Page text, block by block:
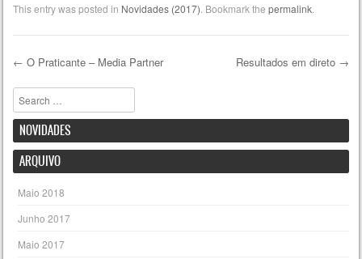
This entry was posted in Novidades (2017) . Bookmark the permalink.
Post navigation
← O Praticante – Media Partner Resultados em direto →
Pesquisar
NOVIDADES
ARQUIVO
Maio 2018
Junho 2017
Maio 2017